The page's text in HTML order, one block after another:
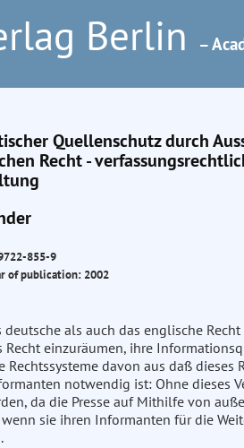
Berlin –
Quellenschutz durch
Recht -
855-9
of publication: 2002
als auch das englische
Recht einzuräumen, ihre
Rechtssysteme davon aus daß
notwendig ist: Ohne dieses
da die Presse auf Mithilfe von
sie ihren Informanten für die